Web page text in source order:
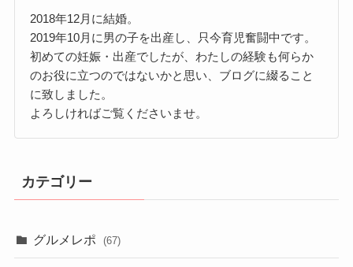
2018年12月に結婚。
2019年10月に男の子を出産し、只今育児奮闘中です。
初めての妊娠・出産でしたが、わたしの経験も何らか
のお役に立つのではないかと思い、ブログに綴ること
に致しました。
よろしければご覧くださいませ。
カテゴリー
グルメレポ (67)